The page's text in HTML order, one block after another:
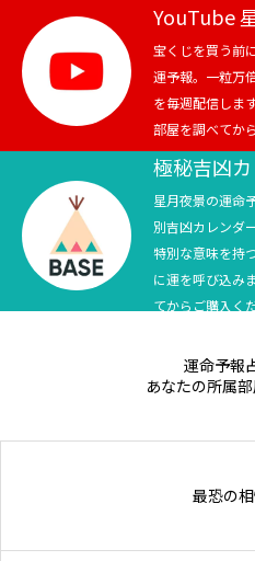
YouTube
宝くじを買う前
運予報。一粒万
を毎週配信しま
部屋を調べてか
極秘吉凶
星月夜景の運命
別吉凶カレンダ
特別な意味を持
に運を呼び込み
てからご購入く
運命予報
あなたの所属
最恐の